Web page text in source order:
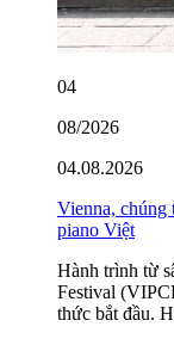
04
08/2026
04.08.2026
Vienna, chúng
piano Việt
Hành trình từ
Festival
thức bắt đầu.